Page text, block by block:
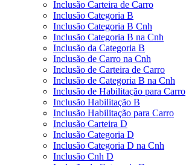
Inclusão Carteira de Carro
Inclusão Categoria B
Inclusão Categoria B Cnh
Inclusão Categoria B na Cnh
Inclusão da Categoria B
Inclusão de Carro na Cnh
Inclusão de Carteira de Carro
Inclusão de Categoria B na Cnh
Inclusão de Habilitação para Carro
Inclusão Habilitação B
Inclusão Habilitação para Carro
Inclusão Carteira D
Inclusão Categoria D
Inclusão Categoria D na Cnh
Inclusão Cnh D